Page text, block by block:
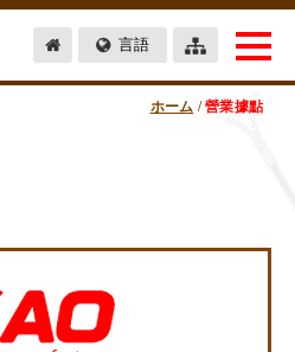
言語
ホーム /營業據點